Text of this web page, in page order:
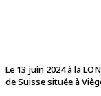
Le 13 juin 2024 à la
de Suisse située à